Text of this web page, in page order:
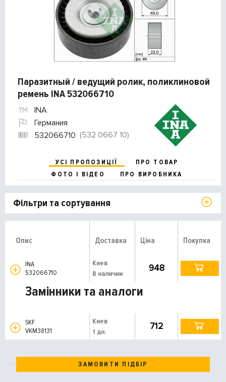
Паразитный / ведущий ролик, поликлиновой
ремень INA 532066710
INA
Германия
532066710 (532 0667 10)
УСІ ПРОПОЗИЦІЇ
ПРО ТОВАР
ФОТО І ВІДЕО
ПРО ВИРОБНИКА
Фільтри та сортування
Опис Доставка Ціна Покупка
INA
532066710
Киев
В наличии
948
Замінники та аналоги
SKF
VKM38131
Киев
1 дн.
712
ЗАМОВИТИ ПІДБІР